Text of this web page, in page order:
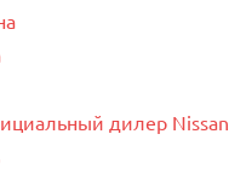
дилер Nissan